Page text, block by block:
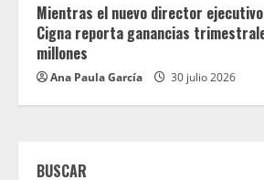
Mientras el nuevo director
Cigna reporta ganancias
millones
Ana Paula García 30 julio 2026
BUSCAR